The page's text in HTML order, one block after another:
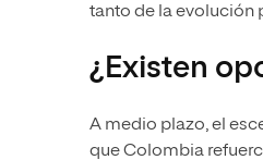
tanto de la evolución
¿Existen
A medio plazo, el
que Colombia